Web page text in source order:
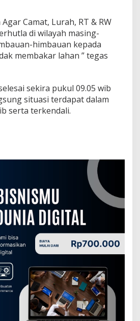
Camat, Lurah, RT & RW
di wilayah masing-
himbauan kepada
membakar lahan ” tegas
sekira pukul 09.05 wib
situasi terdapat dalam
serta terkendali.